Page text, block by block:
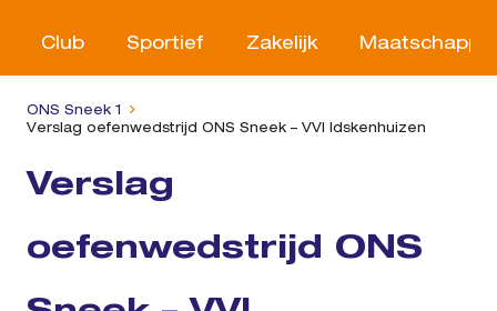
Club Sportief Zakelijk
ONS Sneek 1
Verslag oefenwedstrijd ONS Sneek – VVI Idskenhuizen
Verslag
oefenwedstrijd ONS